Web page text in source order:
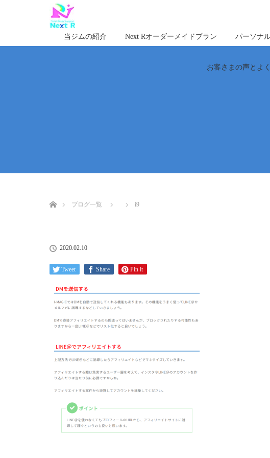
当ジムの紹介 Next Rオーダーメイドプラン パーソナ
お客さまの声とよ
ブログ一覧
i9
2020.02.10
Tweet Share Pin it